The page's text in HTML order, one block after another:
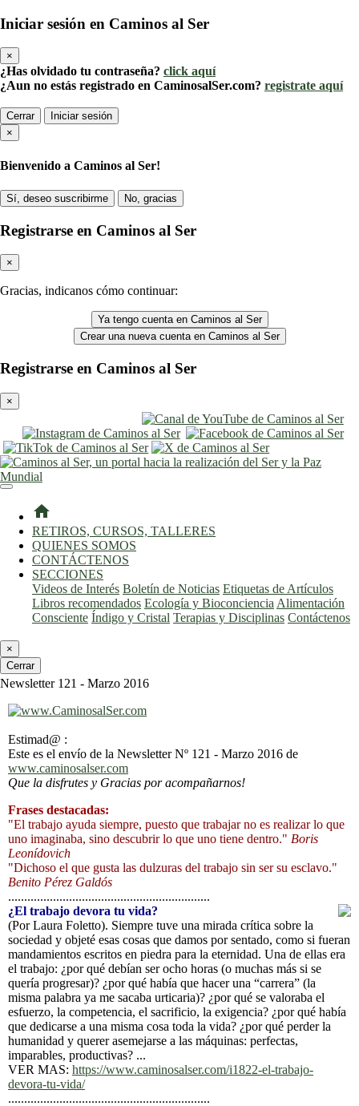
Iniciar sesión en Caminos al Ser
×
¿Has olvidado tu contraseña? click aquí
¿Aun no estás registrado en CaminosalSer.com? registrate aquí
Cerrar
Iniciar sesión
×
Bienvenido a Caminos al Ser!
Sí, deseo suscribirme No, gracias
Registrarse en Caminos al Ser
×
Gracias, indicanos cómo continuar:
Ya tengo cuenta en Caminos al Ser
Crear una nueva cuenta en Caminos al Ser
Registrarse en Caminos al Ser
×
home
RETIROS, CURSOS, TALLERES
QUIENES SOMOS
CONTÁCTENOS
SECCIONES
Videos de Interés Boletín de Noticias Etiquetas de Artículos
Libros recomendados Ecología y Bioconciencia Alimentación
Consciente Índigo y Cristal Terapias y Disciplinas Contáctenos
×
Cerrar
Newsletter 121 - Marzo 2016
Estimad@ :
Este es el envío de la Newsletter Nº 121 - Marzo 2016 de
www.caminosalser.com
Que la disfrutes y Gracias por acompañarnos!
Frases destacadas:
"El trabajo ayuda siempre, puesto que trabajar no es realizar lo que
uno imaginaba, sino descubrir lo que uno tiene dentro." Boris
Leonídovich
"Dichoso el que gusta las dulzuras del trabajo sin ser su esclavo."
Benito Pérez Galdós
...............................................................
¿El trabajo devora tu vida?
(Por Laura Foletto). Siempre tuve una mirada crítica sobre la
sociedad y objeté esas cosas que damos por sentado, como si fueran
mandamientos escritos en piedra para la eternidad. Una de ellas era
el trabajo: ¿por qué debían ser ocho horas (o muchas más si se
quería progresar)? ¿por qué había que hacer una “carrera” (la
misma palabra ya me sacaba urticaria)? ¿por qué se valoraba el
esfuerzo, la competencia, el sacrificio, la exigencia? ¿por qué había
que dedicarse a una misma cosa toda la vida? ¿por qué perder la
humanidad y querer asemejarse a las máquinas: perfectas,
imparables, productivas? ...
VER MAS: https://www.caminosalser.com/i1822-el-trabajo-
devora-tu-vida/
...............................................................